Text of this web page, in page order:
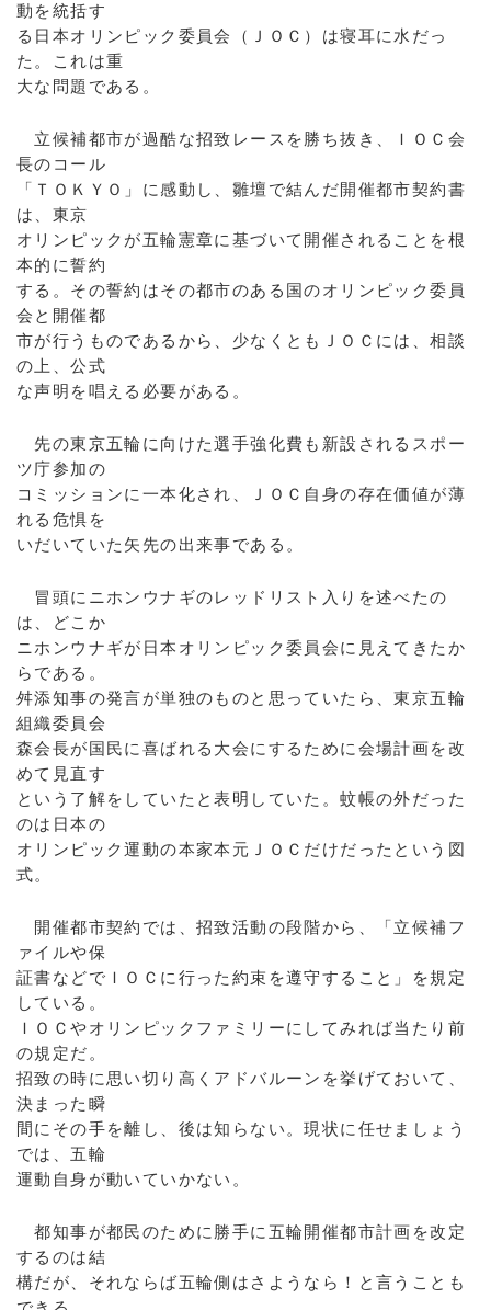
動を統括す
る日本オリンピック委員会（ＪＯＣ）は寝耳に水だっ
た。これは重
大な問題である。
立候補都市が過酷な招致レースを勝ち抜き、ＩＯＣ会
長のコール
「ＴＯＫＹＯ」に感動し、雛壇で結んだ開催都市契約書
は、東京
オリンピックが五輪憲章に基づいて開催されることを根
本的に誓約
する。その誓約はその都市のある国のオリンピック委員
会と開催都
市が行うものであるから、少なくともＪＯＣには、相談
の上、公式
な声明を唱える必要がある。
先の東京五輪に向けた選手強化費も新設されるスポー
ツ庁参加の
コミッションに一本化され、ＪＯＣ自身の存在価値が薄
れる危惧を
いだいていた矢先の出来事である。
冒頭にニホンウナギのレッドリスト入りを述べたの
は、どこか
ニホンウナギが日本オリンピック委員会に見えてきたか
らである。
舛添知事の発言が単独のものと思っていたら、東京五輪
組織委員会
森会長が国民に喜ばれる大会にするために会場計画を改
めて見直す
という了解をしていたと表明していた。蚊帳の外だった
のは日本の
オリンピック運動の本家本元ＪＯＣだけだったという図
式。
開催都市契約では、招致活動の段階から、「立候補フ
ァイルや保
証書などでＩＯＣに行った約束を遵守すること」を規定
している。
ＩＯＣやオリンピックファミリーにしてみれば当たり前
の規定だ。
招致の時に思い切り高くアドバルーンを挙げておいて、
決まった瞬
間にその手を離し、後は知らない。現状に任せましょう
では、五輪
運動自身が動いていかない。
都知事が都民のために勝手に五輪開催都市計画を改定
するのは結
構だが、それならば五輪側はさようなら！と言うことも